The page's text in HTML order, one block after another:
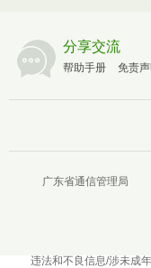
分享交流
帮助手册 免责
广东省通信管理局
违法和不良信息/涉未成